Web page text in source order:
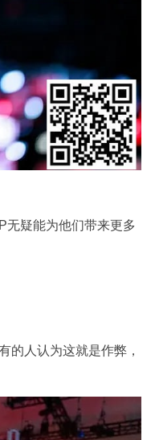
无疑能为他们带来更多
的人认为这就是作弊，